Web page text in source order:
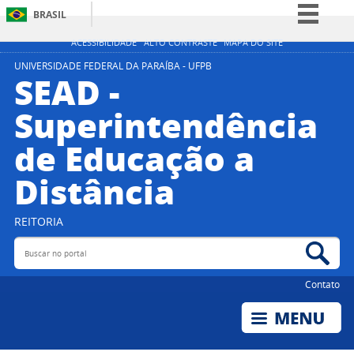
ACESSIBILIDADE ALTO CONTRASTE MAPA DO SITE
BRASIL
Simplifique!
Acesso à informação
Legislação
Canais
UNIVERSIDADE FEDERAL DA PARAÍBA - UFPB
SEAD -
Superintendência
de Educação a
Distância
REITORIA
Buscar no portal
Contato